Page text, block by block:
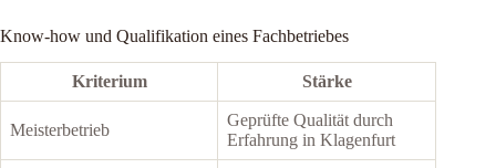
Know-how und Qualifikation eines Fachbetriebes
Kriterium Stärke
Meisterbetrieb
Geprüfte Qualität durch
Erfahrung in Klagenfurt